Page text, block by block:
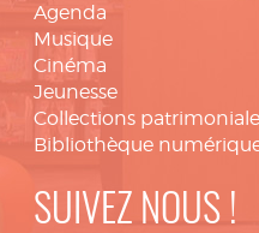
Agenda
Musique
Cinéma
Jeunesse
Collections
Bibliothèque
SUIVEZ NOUS !